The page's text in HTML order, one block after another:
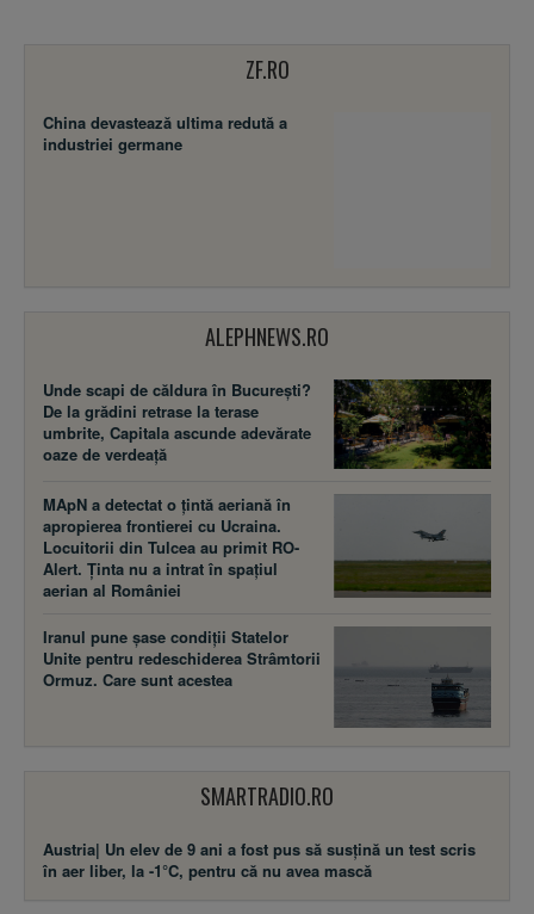
ZF.RO
China devastează ultima redută a
industriei germane
ALEPHNEWS.RO
Unde scapi de căldura în București?
De la grădini retrase la terase
umbrite, Capitala ascunde adevărate
oaze de verdeață
MApN a detectat o țintă aeriană în
apropierea frontierei cu Ucraina.
Locuitorii din Tulcea au primit RO-
Alert. Ținta nu a intrat în spațiul
aerian al României
Iranul pune șase condiții Statelor
Unite pentru redeschiderea Strâmtorii
Ormuz. Care sunt acestea
SMARTRADIO.RO
Austria| Un elev de 9 ani a fost pus să susţină un test scris
în aer liber, la -1°C, pentru că nu avea mască